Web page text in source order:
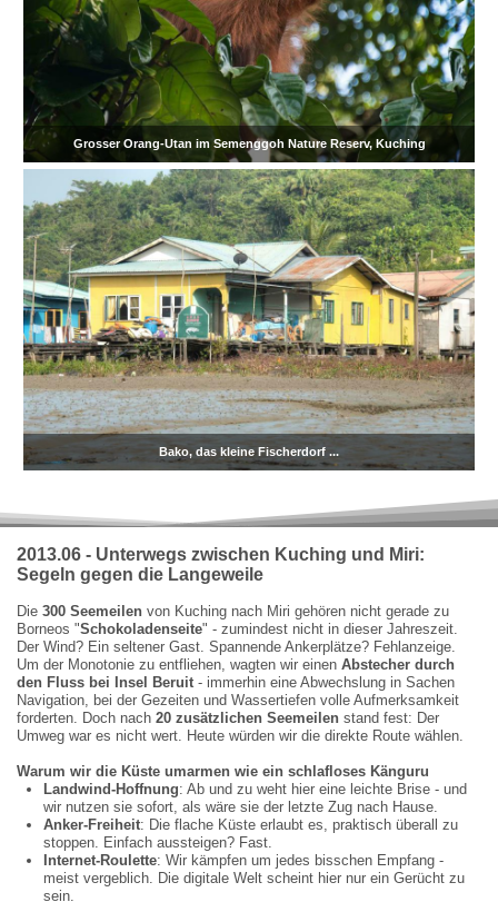
Grosser Orang-Utan im Semenggoh Nature Reserv, Kuching
Bako, das kleine Fischerdorf ...
2013.06 - Unterwegs zwischen Kuching und Miri:
Segeln gegen die Langeweile
Die 300 Seemeilen von Kuching nach Miri gehören nicht gerade zu
Borneos "Schokoladenseite" - zumindest nicht in dieser Jahreszeit.
Der Wind? Ein seltener Gast. Spannende Ankerplätze? Fehlanzeige.
Um der Monotonie zu entfliehen, wagten wir einen Abstecher durch
den Fluss bei Insel Beruit- immerhin eine Abwechslung in Sachen
Navigation, bei der Gezeiten und Wassertiefen volle Aufmerksamkeit
forderten. Doch nach 20 zusätzlichen Seemeilen stand fest: Der
Umweg war es nicht wert. Heute würden wir die direkte Route wählen.
Warum wir die Küste umarmen wie ein schlafloses Känguru
Landwind-Hoffnung: Ab und zu weht hier eine leichte Brise - und
wir nutzen sie sofort, als wäre sie der letzte Zug nach Hause.
Anker-Freiheit: Die flache Küste erlaubt es, praktisch überall zu
stoppen. Einfach aussteigen? Fast.
Internet-Roulette: Wir kämpfen um jedes bisschen Empfang -
meist vergeblich. Die digitale Welt scheint hier nur ein Gerücht zu
sein.